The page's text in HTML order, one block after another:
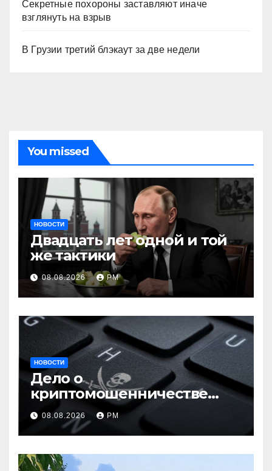
Секретные похороны заставляют иначе
взглянуть на взрыв
В Грузии третий блэкаут за две недели
You missed
НОВОСТИ
Двадцать лет одной и той
же тактики
08.08.2026 РМ
НОВОСТИ
Дело о
криптомошенничестве
оборачивают в содействие
терроризму
08.08.2026 РМ